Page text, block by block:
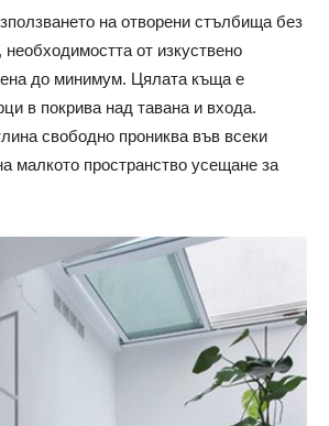
на отворени стълбища без
необходимостта от изкуствено
до минимум. Цялата къща е
в покрива над тавана и входа.
свободно прониква във всеки
малкото пространство усещане за